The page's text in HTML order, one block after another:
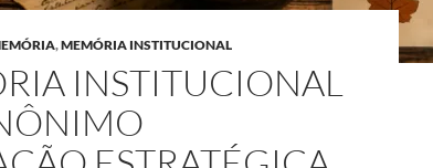
,MEMÓRIA INSTITUCIONAL
INSTITUCIONAL